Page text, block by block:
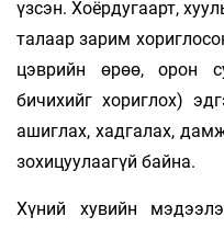
үзсэн. Хоёрдугаарт,
талаар зарим
цэврийн өрөө, орон
бичихийг хориглох)
ашиглах, хадгалах,
зохицуулаагүй байна.
Хүний хувийн